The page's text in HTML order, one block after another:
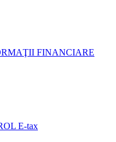
FINANCIARE
E-tax